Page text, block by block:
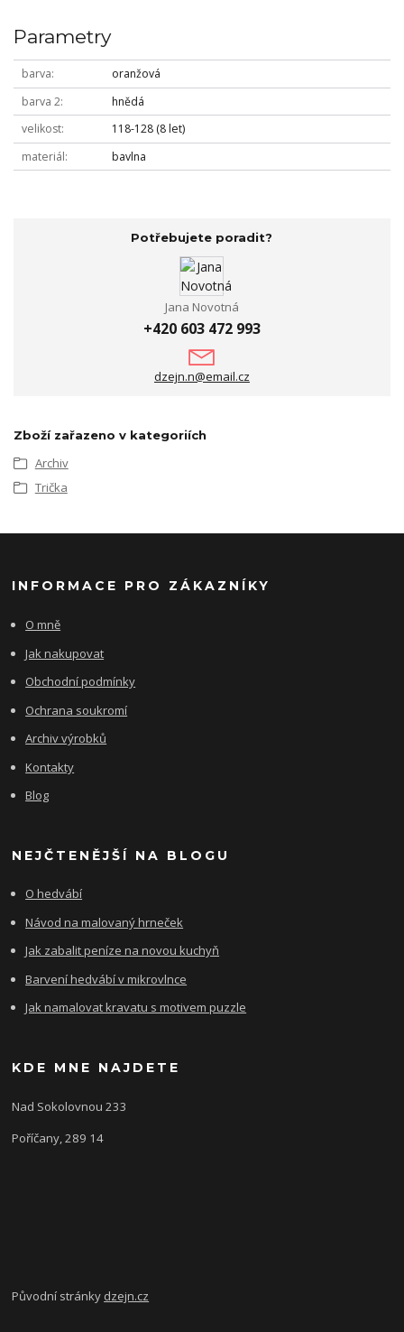
Parametry
barva
oranžová
barva 2
hnědá
velikost
118-128 (8 let)
materiál
bavlna
Potřebujete poradit?
Jana Novotná
+420 603 472 993
dzejn.n@email.cz
Zboží zařazeno v kategoriích
Archiv
Trička
INFORMACE PRO ZÁKAZNÍKY
O mně
Jak nakupovat
Obchodní podmínky
Ochrana soukromí
Archiv výrobků
Kontakty
Blog
NEJČTENĚJŠÍ NA BLOGU
O hedvábí
Návod na malovaný hrneček
Jak zabalit peníze na novou kuchyň
Barvení hedvábí v mikrovlnce
Jak namalovat kravatu s motivem puzzle
KDE MNE NAJDETE
Nad Sokolovnou 233
Poříčany, 289 14
Původní stránky dzejn.cz